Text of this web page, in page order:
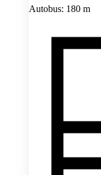
Autobus: 180 m